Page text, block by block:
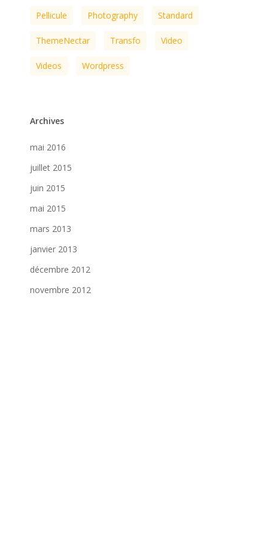
Pellicule Photography Standard
ThemeNectar Transfo Video
Videos Wordpress
Archives
mai 2016
juillet 2015
juin 2015
mai 2015
mars 2013
janvier 2013
décembre 2012
novembre 2012